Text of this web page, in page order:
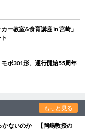
ー教室&食育講座 in 宮崎」
ボ301形、運行開始55周年
もっと見る
かないのか 【岡嶋教授の